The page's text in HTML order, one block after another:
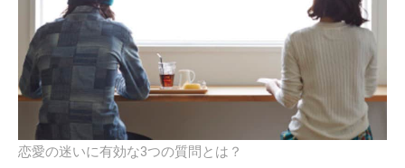
恋愛の迷いに有効な3つの質問とは？